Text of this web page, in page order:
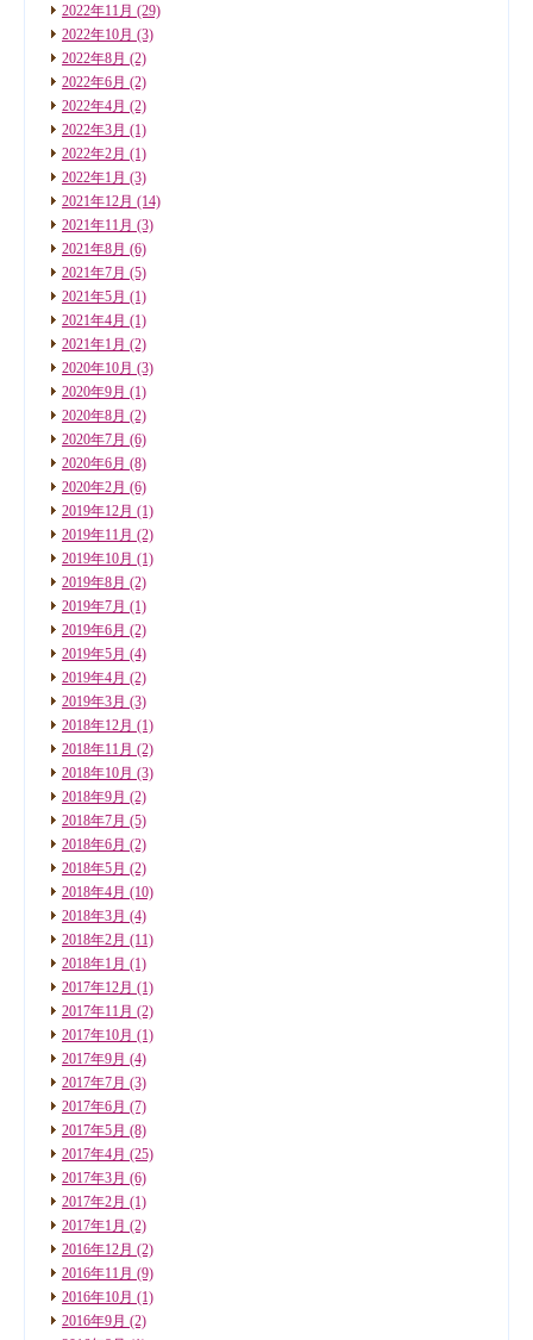
2022年11月 (29)
2022年10月 (3)
2022年8月 (2)
2022年6月 (2)
2022年4月 (2)
2022年3月 (1)
2022年2月 (1)
2022年1月 (3)
2021年12月 (14)
2021年11月 (3)
2021年8月 (6)
2021年7月 (5)
2021年5月 (1)
2021年4月 (1)
2021年1月 (2)
2020年10月 (3)
2020年9月 (1)
2020年8月 (2)
2020年7月 (6)
2020年6月 (8)
2020年2月 (6)
2019年12月 (1)
2019年11月 (2)
2019年10月 (1)
2019年8月 (2)
2019年7月 (1)
2019年6月 (2)
2019年5月 (4)
2019年4月 (2)
2019年3月 (3)
2018年12月 (1)
2018年11月 (2)
2018年10月 (3)
2018年9月 (2)
2018年7月 (5)
2018年6月 (2)
2018年5月 (2)
2018年4月 (10)
2018年3月 (4)
2018年2月 (11)
2018年1月 (1)
2017年12月 (1)
2017年11月 (2)
2017年10月 (1)
2017年9月 (4)
2017年7月 (3)
2017年6月 (7)
2017年5月 (8)
2017年4月 (25)
2017年3月 (6)
2017年2月 (1)
2017年1月 (2)
2016年12月 (2)
2016年11月 (9)
2016年10月 (1)
2016年9月 (2)